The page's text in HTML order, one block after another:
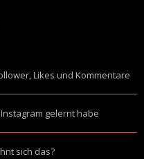
Likes und Kommentare
gelernt habe
sich das?